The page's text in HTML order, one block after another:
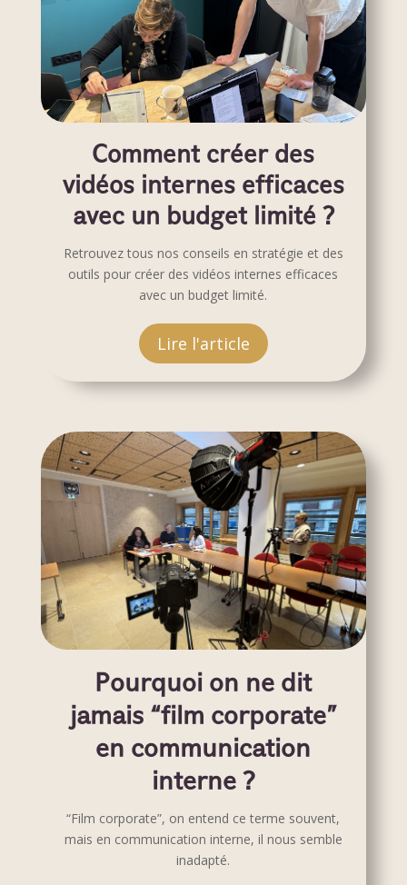
Comment créer des
vidéos internes efficaces
avec un budget limité ?
Retrouvez tous nos conseils en stratégie et des
outils pour créer des vidéos internes efficaces
avec un budget limité.
Lire l'article
Pourquoi on ne dit
jamais “film corporate”
en communication
interne ?
“Film corporate”, on entend ce terme souvent,
mais en communication interne, il nous semble
inadapté.